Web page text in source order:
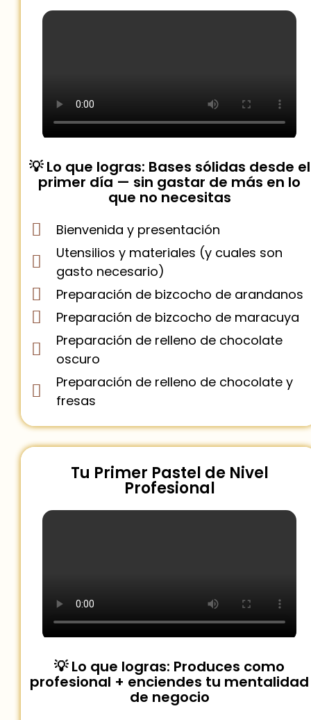
💡 Lo que logras: Bases sólidas desde el
primer día — sin gastar de más en lo
que no necesitas
Bienvenida y presentación
Utensilios y materiales (y cuales son
gasto necesario)
Preparación de bizcocho de arandanos
Preparación de bizcocho de maracuya
Preparación de relleno de chocolate
oscuro
Preparación de relleno de chocolate y
fresas
Tu Primer Pastel de Nivel
Profesional
💡 Lo que logras: Produces como
profesional + enciendes tu mentalidad
de negocio